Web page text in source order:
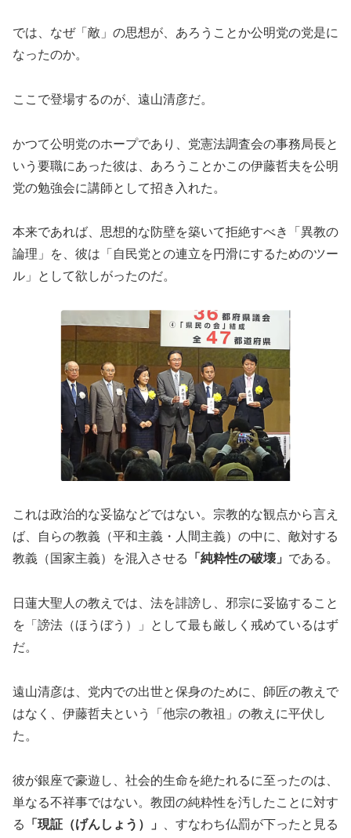
では、なぜ「敵」の思想が、あろうことか公明党の党是に
なったのか。
ここで登場するのが、遠山清彦だ。
かつて公明党のホープであり、党憲法調査会の事務局長と
いう要職にあった彼は、あろうことかこの伊藤哲夫を公明
党の勉強会に講師として招き入れた。
本来であれば、思想的な防壁を築いて拒絶すべき「異教の
論理」を、彼は「自民党との連立を円滑にするためのツー
ル」として欲しがったのだ。
これは政治的な妥協などではない。宗教的な観点から言え
ば、自らの教義（平和主義・人間主義）の中に、敵対する
教義（国家主義）を混入させる
「純粋性の破壊」 である。
日蓮大聖人の教えでは、法を誹謗し、邪宗に妥協すること
を「謗法（ほうぼう）」として最も厳しく戒めているはず
だ。
遠山清彦は、党内での出世と保身のために、師匠の教えで
はなく、伊藤哲夫という「他宗の教祖」の教えに平伏し
た。
彼が銀座で豪遊し、社会的生命を絶たれるに至ったのは、
単なる不祥事ではない。教団の純粋性を汚したことに対す
る
「現証（げんしょう）」
、すなわち仏罰が下ったと見る